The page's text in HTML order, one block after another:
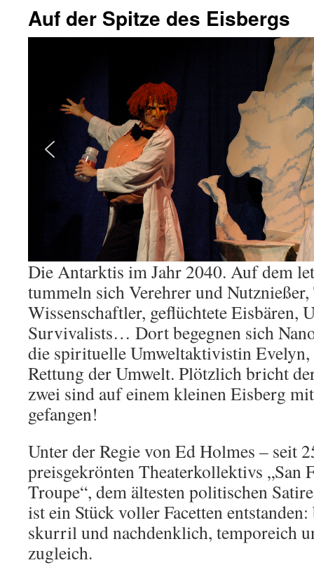
Auf der Spitze des Eisbergs
Die Antarktis im Jahr 2040. Auf dem
tummeln sich Verehrer und
Wissenschaftler, geflüchtete Eisbären,
Survivalists… Dort begegnen sich
die spirituelle Umweltaktivistin
Rettung der Umwelt. Plötzlich bricht
zwei sind auf einem kleinen Eisberg
gefangen!
Unter der Regie von Ed Holmes – seit
preisgekrönten Theaterkollektivs „San
Troupe“, dem ältesten politischen
ist ein Stück voller Facetten
skurril und nachdenklich, temporeich
zugleich.